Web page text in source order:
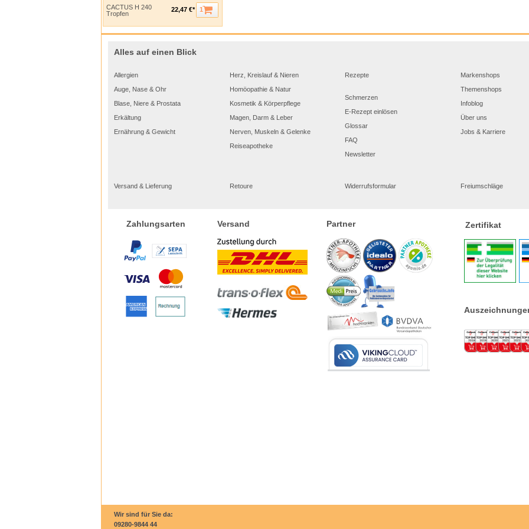
CACTUS H 240
Tropfen
22,47 €* 1
Alles auf einen Blick
Allergien
Auge, Nase & Ohr
Blase, Niere & Prostata
Erkältung
Ernährung & Gewicht
Herz, Kreislauf & Nieren
Homöopathie & Natur
Kosmetik & Körperpflege
Magen, Darm & Leber
Nerven, Muskeln & Gelenke
Reiseapotheke
Rezepte
Schmerzen
E-Rezept einlösen
Glossar
FAQ
Newsletter
Markenshops
Themenshops
Infoblog
Über uns
Jobs & Karriere
Versand & Lieferung Retoure Widerrufsformular Freiumschläge
Zahlungsarten Versand Partner Zertifikat
Wir sind für Sie da:
09280-9844 44